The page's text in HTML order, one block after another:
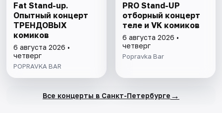
Fat Stand-up.
Опытный концерт
ТРЕНДОВЫХ
комиков
6 августа 2026 •
четверг
POPRAVKA BAR
PRO Stand-UP
отборный концерт
теле и VK комиков
6 августа 2026 •
четверг
Popravka Bar
Все концерты в Санкт-Петербурге →